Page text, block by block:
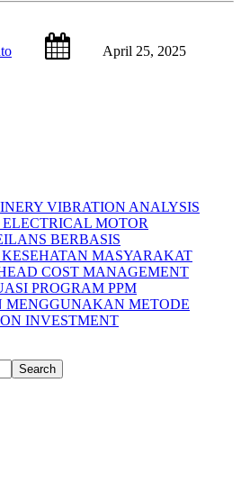
April 25, 2025
VIBRATION ANALYSIS
MOTOR
BERBASIS
MASYARAKAT
COST MANAGEMENT
PROGRAM PPM
MENGGUNAKAN METODE
INVESTMENT
Search